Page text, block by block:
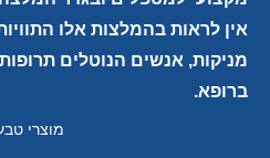
אין לראות בהמלצות אלו
מניקות, אנשים הנוטלים
ברופא.
מוצרי